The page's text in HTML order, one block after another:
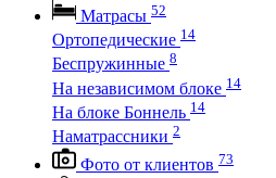
Матрасы 52
Ортопедические 14
Беспружинные 8
На независимом блоке 14
На блоке Боннель 14
Наматрассники 2
Фото от клиентов 73